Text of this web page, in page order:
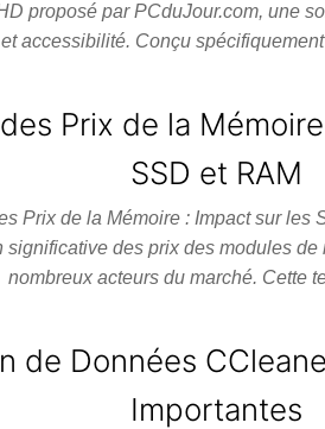
proposé par PCduJour.com, une
accessibilité. Conçu
Prix de la
SSD et RAM
Prix de la Mémoire : Impact sur les
significative des prix des modules de
nombreux acteurs du marché. Cette
de Données
Importantes